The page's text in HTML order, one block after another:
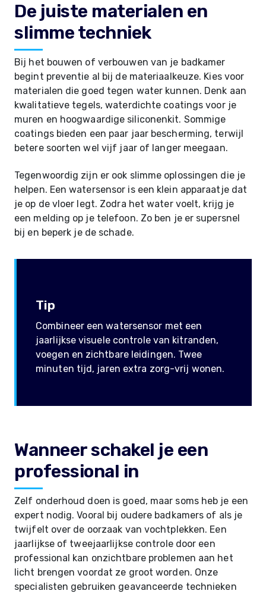
De juiste materialen en
slimme techniek
Bij het bouwen of verbouwen van je badkamer
begint preventie al bij de materiaalkeuze. Kies voor
materialen die goed tegen water kunnen. Denk aan
kwalitatieve tegels, waterdichte coatings voor je
muren en hoogwaardige siliconenkit. Sommige
coatings bieden een paar jaar bescherming, terwijl
betere soorten wel vijf jaar of langer meegaan.
Tegenwoordig zijn er ook slimme oplossingen die je
helpen. Een watersensor is een klein apparaatje dat
je op de vloer legt. Zodra het water voelt, krijg je
een melding op je telefoon. Zo ben je er supersnel
bij en beperk je de schade.
Tip
Combineer een watersensor met een
jaarlijkse visuele controle van kitranden,
voegen en zichtbare leidingen. Twee
minuten tijd, jaren extra zorg-vrij wonen.
Wanneer schakel je een
professional in
Zelf onderhoud doen is goed, maar soms heb je een
expert nodig. Vooral bij oudere badkamers of als je
twijfelt over de oorzaak van vochtplekken. Een
jaarlijkse of tweejaarlijkse controle door een
professional kan onzichtbare problemen aan het
licht brengen voordat ze groot worden. Onze
specialisten gebruiken geavanceerde technieken